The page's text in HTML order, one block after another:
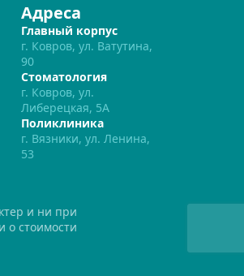
Адреса
Главный корпус
г. Ковров, ул. Ватутина,
90
Стоматология
г. Ковров, ул.
Либерецкая, 5А
Поликлиника
г. Вязники, ул. Ленина,
53
и ни при
о стоимости